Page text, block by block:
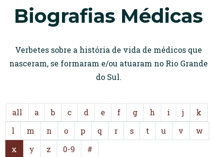
Biografias Médicas
Verbetes sobre a história de vida de médicos que
nasceram, se formaram e/ou atuaram no Rio Grande
do Sul.
all a b c d e f g h i j
k
l
m n o p q r s t u v
w
x
y z 0-9 #